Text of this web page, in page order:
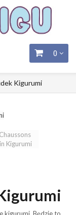
0
Kigurumi
kigurumi. Będzie to